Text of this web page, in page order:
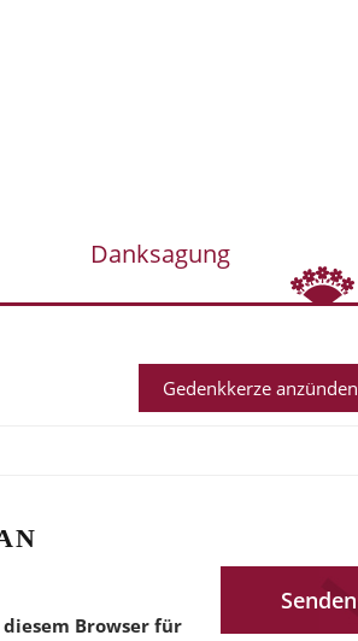
Danksagung
Gedenkkerze anzünden
Browser für